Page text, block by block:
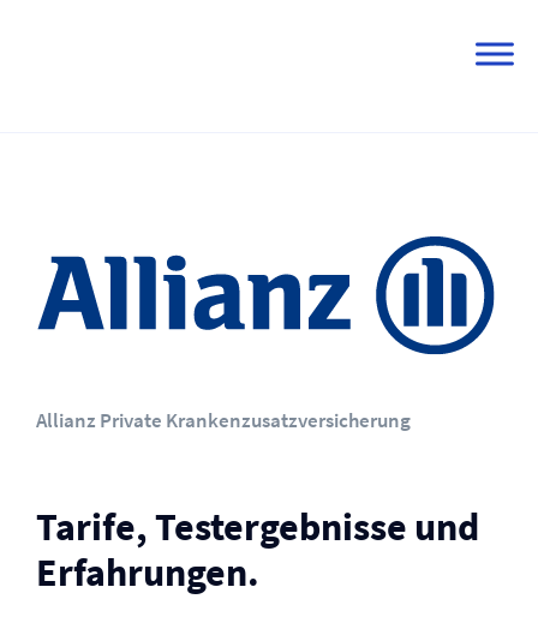
Allianz Private Krankenzusatz­versicherung
Tarife, Testergebnisse und
Erfahrungen.